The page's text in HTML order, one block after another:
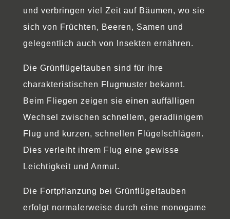
und verbringen viel Zeit auf Bäumen, wo sie
sich von Früchten, Beeren, Samen und
gelegentlich auch von Insekten ernähren.
Die Grünflügeltauben sind für ihre
charakteristischen Flugmuster bekannt.
Beim Fliegen zeigen sie einen auffälligen
Wechsel zwischen schnellem, geradlinigem
Flug und kurzen, schnellen Flügelschlägen.
Dies verleiht ihrem Flug eine gewisse
Leichtigkeit und Anmut.
Die Fortpflanzung bei Grünflügeltauben
erfolgt normalerweise durch eine monogame